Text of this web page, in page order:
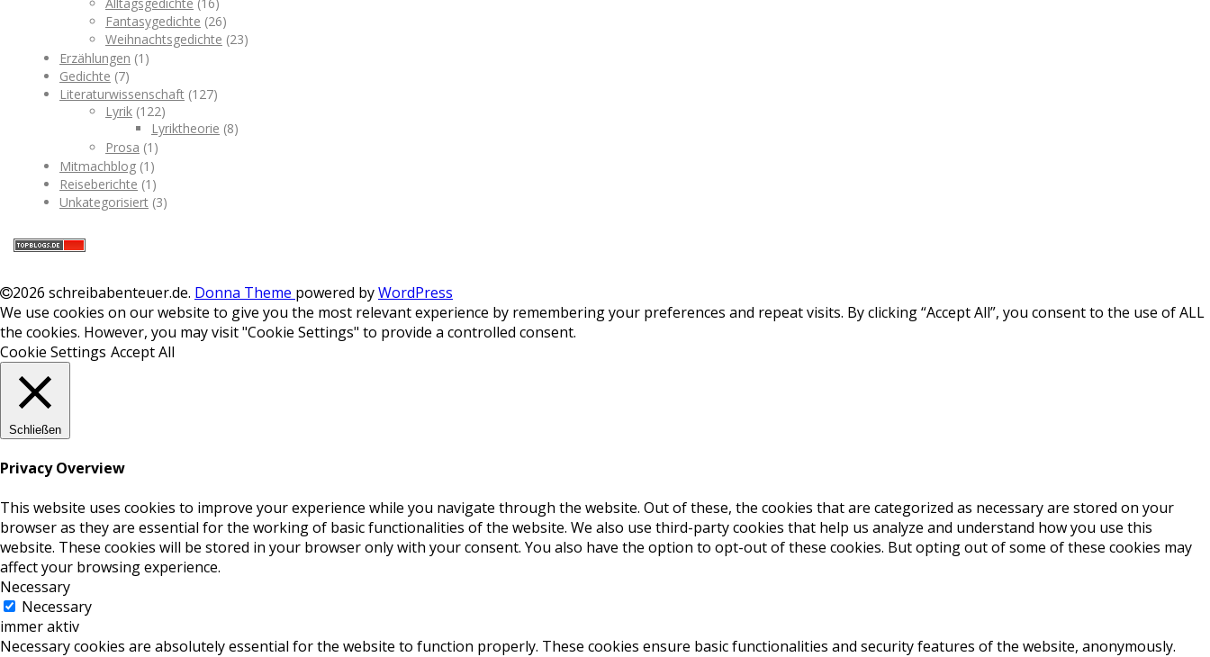
Fantasygedichte (26)
Weihnachtsgedichte (23)
Erzählungen (1)
Gedichte (7)
Literaturwissenschaft (127)
Lyrik (122)
Lyriktheorie (8)
Prosa (1)
Mitmachblog (1)
Reiseberichte (1)
Unkategorisiert (3)
2026 schreibabenteuer.de. Donna Theme powered byWordPress
We use cookies on our website to give you the most relevant experience by remembering your preferences and repeat visits. By clicking “Accept All”, you consent to the use of ALL
the cookies. However, you may visit "Cookie Settings" to provide a controlled consent.
Cookie Settings Accept All
Schließen
Privacy Overview
This website uses cookies to improve your experience while you navigate through the website. Out of these, the cookies that are categorized as necessary are stored on your
browser as they are essential for the working of basic functionalities of the website. We also use third-party cookies that help us analyze and understand how you use this
website. These cookies will be stored in your browser only with your consent. You also have the option to opt-out of these cookies. But opting out of some of these cookies may
affect your browsing experience.
Necessary
Necessary
immer aktiv
Necessary cookies are absolutely essential for the website to function properly. These cookies ensure basic functionalities and security features of the website, anonymously.